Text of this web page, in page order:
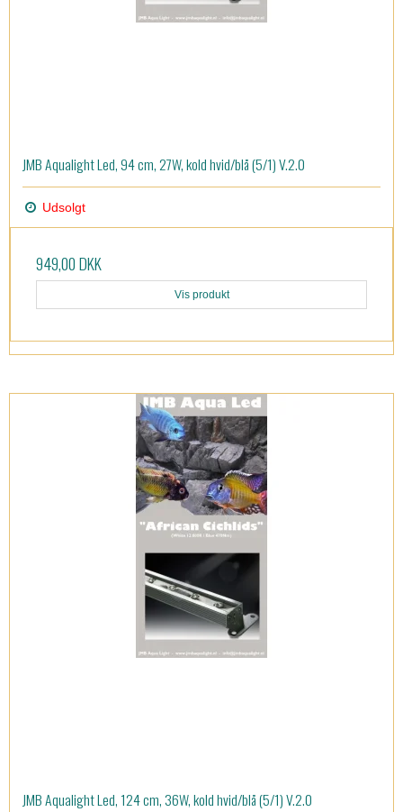
JMB Aqualight Led, 94 cm, 27W, kold hvid/blå (5/1) V.2.0
Udsolgt
949,00 DKK
Vis produkt
JMB Aqualight Led, 124 cm, 36W, kold hvid/blå (5/1) V.2.0